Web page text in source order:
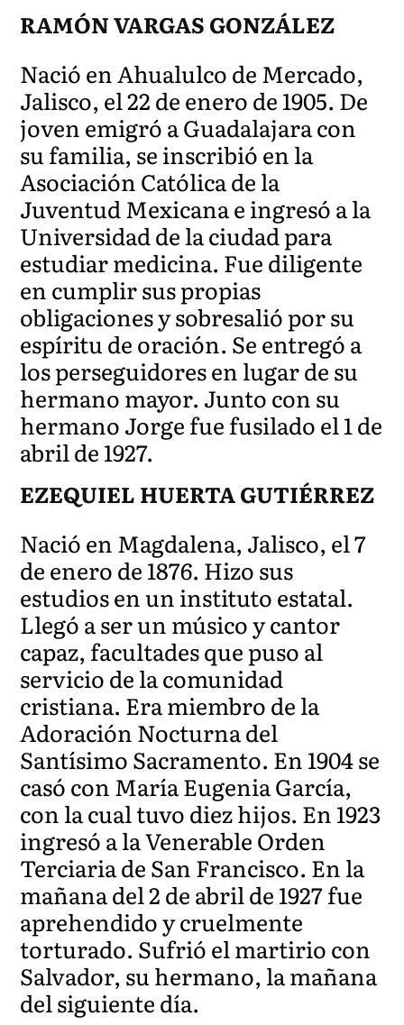
RAMÓN VARGAS GONZÁLEZ
Nació en Ahualulco de Mercado,
Jalisco, el 22 de enero de 1905. De
joven emigró a Guadalajara con
su familia, se inscribió en la
Asociación Católica de la
Juventud Mexicana e ingresó a la
Universidad de la ciudad para
estudiar medicina. Fue diligente
en cumplir sus propias
obligaciones y sobresalió por su
espíritu de oración. Se entregó a
los perseguidores en lugar de su
hermano mayor. Junto con su
hermano Jorge fue fusilado el 1 de
abril de 1927.
EZEQUIEL HUERTA GUTIÉRREZ
Nació en Magdalena, Jalisco, el 7
de enero de 1876. Hizo sus
estudios en un instituto estatal.
Llegó a ser un músico y cantor
capaz, facultades que puso al
servicio de la comunidad
cristiana. Era miembro de la
Adoración Nocturna del
Santísimo Sacramento. En 1904 se
casó con María Eugenia García,
con la cual tuvo diez hijos. En 1923
ingresó a la Venerable Orden
Terciaria de San Francisco. En la
mañana del 2 de abril de 1927 fue
aprehendido y cruelmente
torturado. Sufrió el martirio con
Salvador, su hermano, la mañana
del siguiente día.